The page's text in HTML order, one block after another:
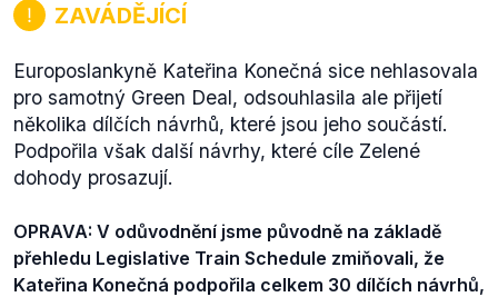
ZAVÁDĚJÍCÍ
Europoslankyně Kateřina Konečná sice nehlasovala
pro samotný Green Deal, odsouhlasila ale přijetí
několika dílčích návrhů, které jsou jeho součástí.
Podpořila však další návrhy, které cíle Zelené
dohody prosazují.
OPRAVA: V odůvodnění jsme původně na základě
přehledu Legislative Train Schedule zmiňovali, že
Kateřina Konečná podpořila celkem 30 dílčích návrhů,